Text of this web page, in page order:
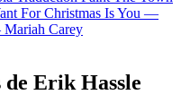
For Christmas Is You —
Mariah Carey
de Erik Hassle